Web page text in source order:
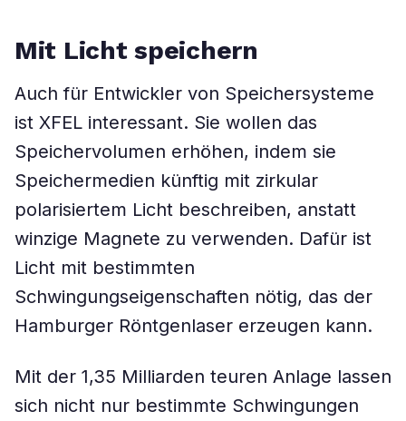
Mit Licht speichern
Auch für Entwickler von Speichersysteme
ist XFEL interessant. Sie wollen das
Speichervolumen erhöhen, indem sie
Speichermedien künftig mit zirkular
polarisiertem Licht beschreiben, anstatt
winzige Magnete zu verwenden. Dafür ist
Licht mit bestimmten
Schwingungseigenschaften nötig, das der
Hamburger Röntgenlaser erzeugen kann.
Mit der 1,35 Milliarden teuren Anlage lassen
sich nicht nur bestimmte Schwingungen